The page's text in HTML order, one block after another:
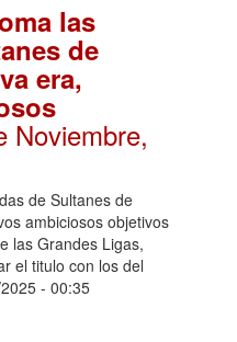
las
de
era,
Noviembre,
de Sultanes de
ambiciosos objetivos
las Grandes Ligas,
el titulo con los del
- 00:35